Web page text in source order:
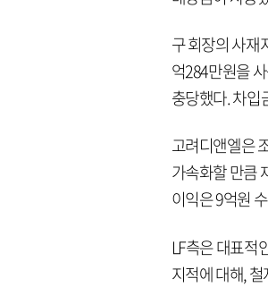
구 회장의 사재
억284만원을
충당했다. 차입
고려디앤엘은
가속화할 만큼
이익은 9억원
LF측은 대표적
지적에 대해,